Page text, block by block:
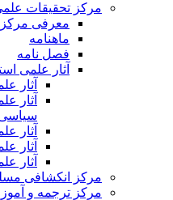
مرکز تحقیقات
معرفی
ماهنامه
فصل نامه
آثار علمی
آثار
آثار
آثار
آثار
آثار
مرکز انکشافی
مرکز ترجمه و